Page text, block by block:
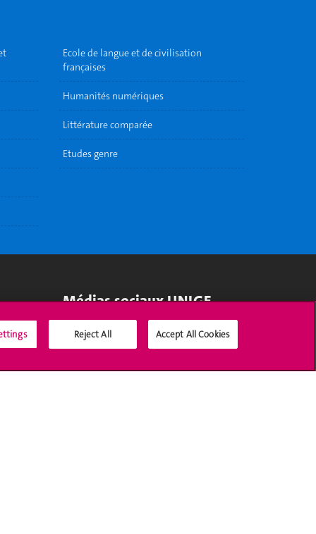
Ecole de langue et de civilisation
françaises
Humanités numériques
Littérature comparée
Etudes genre
Médias sociaux UNIGE
Reject All Accept All Cookies